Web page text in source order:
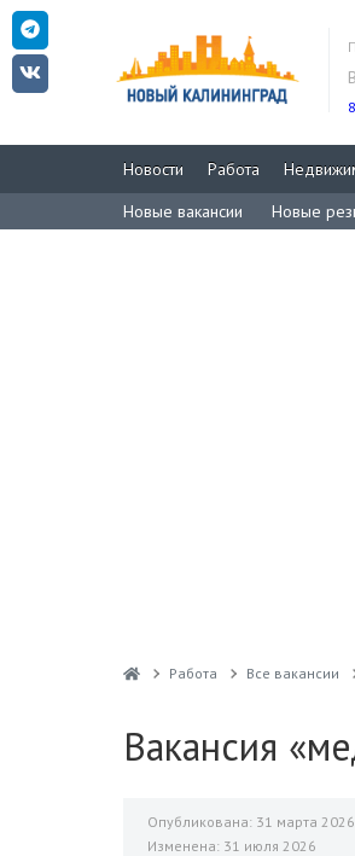
Новости Работа
Новые вакансии
Новые
Работа Все вакансии
Вакансия
Опубликована: 31 марта 2026
Изменена: 31 июля 2026